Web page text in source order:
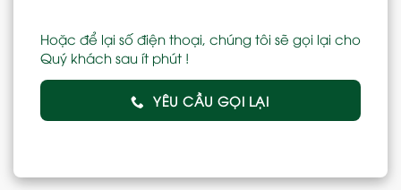
Hoặc để lại số điện thoại, chúng tôi sẽ gọi lại cho
Quý khách sau ít phút !
YÊU CẦU GỌI LẠI